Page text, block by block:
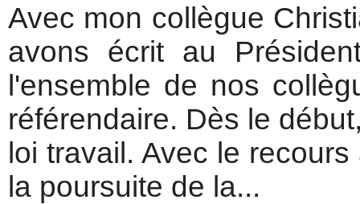
Avec mon collègue
avons écrit au
l'ensemble de nos
référendaire. Dès le
loi travail. Avec le
la poursuite de la...